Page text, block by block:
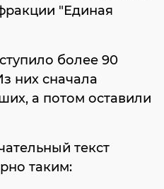
"Единая
более 90
них сначала
а потом оставили
текст
таким: